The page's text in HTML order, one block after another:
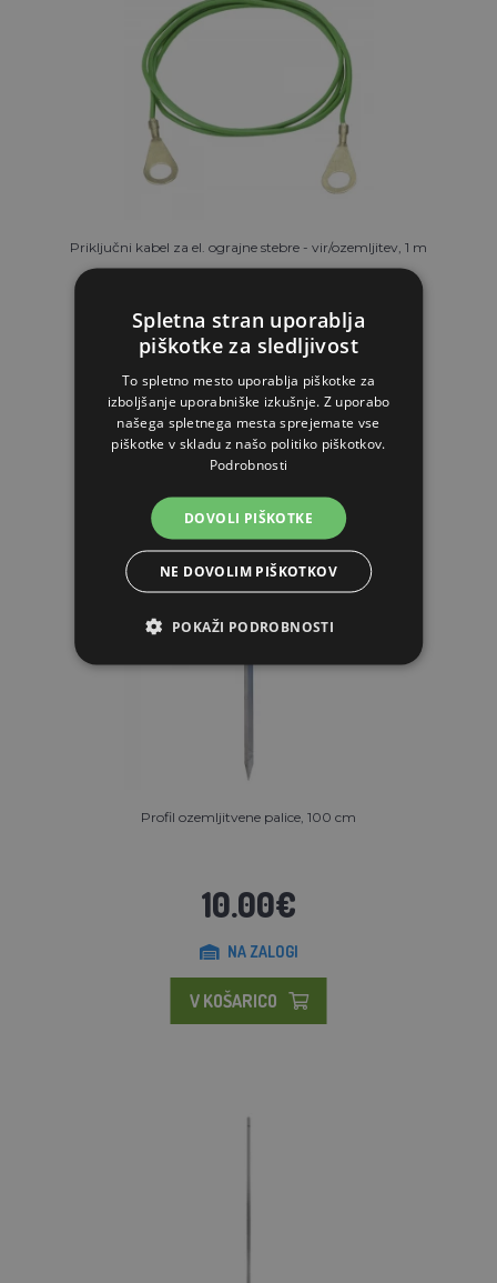
Priključni kabel za el. ograjne stebre - vir/ozemljitev, 1 m
2.43€
NA ZALOGI
V KOŠARICO
Profil ozemljitvene palice, 100 cm
10.00€
NA ZALOGI
V KOŠARICO
Spletna stran uporablja
piškotke za sledljivost
To spletno mesto uporablja piškotke za
izboljšanje uporabniške izkušnje. Z uporabo
našega spletnega mesta sprejemate vse
piškotke v skladu z našo politiko piškotkov.
Podrobnosti
DOVOLI PIŠKOTKE
NE DOVOLIM PIŠKOTKOV
POKAŽI PODROBNOSTI